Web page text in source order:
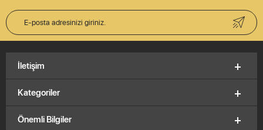
Kategoriler
Önemli Bilgiler
İletişim